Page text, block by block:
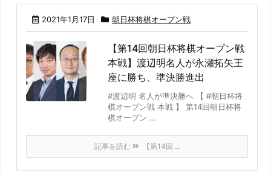
2021年1月17日 朝日杯将棋オープン戦
【第14回朝日杯将棋オープン戦
本戦】渡辺明名人が永瀬拓矢王
座に勝ち、準決勝進出
#渡辺明 名人が準決勝へ 【 #朝日杯将
棋オープン戦 本戦 】 第14回朝日杯将
棋オープン ...
記事を読む 【第14回 ...